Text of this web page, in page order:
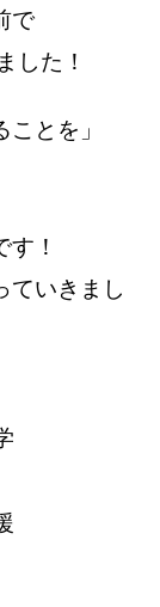
で
した！
とを」
！
ていきまし